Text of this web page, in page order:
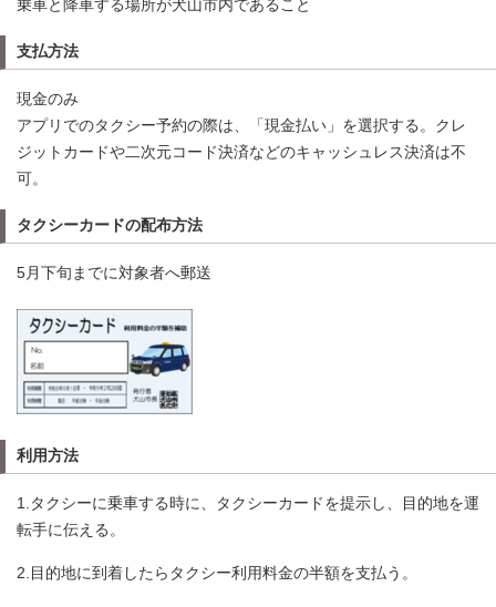
乗車と降車する場所が犬山市内であること
支払方法
現金のみ
アプリでのタクシー予約の際は、「現金払い」を選択する。クレ
ジットカードや二次元コード決済などのキャッシュレス決済は不
可。
タクシーカードの配布方法
5月下旬までに対象者へ郵送
利用方法
1.タクシーに乗車する時に、タクシーカードを提示し、目的地を運
転手に伝える。
2.目的地に到着したらタクシー利用料金の半額を支払う。